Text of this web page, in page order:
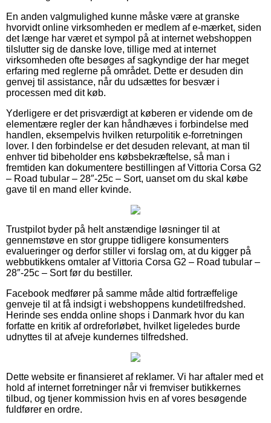
En anden valgmulighed kunne måske være at granske
hvorvidt online virksomheden er medlem af e-mærket, siden
det længe har været et sympol på at internet webshoppen
tilslutter sig de danske love, tillige med at internet
virksomheden ofte besøges af sagkyndige der har meget
erfaring med reglerne på området. Dette er desuden din
genvej til assistance, når du udsættes for besvær i
processen med dit køb.
Yderligere er det prisværdigt at køberen er vidende om de
elementære regler der kan håndhæves i forbindelse med
handlen, eksempelvis hvilken returpolitik e-forretningen
lover. I den forbindelse er det desuden relevant, at man til
enhver tid bibeholder ens købsbekræftelse, så man i
fremtiden kan dokumentere bestillingen af Vittoria Corsa G2
– Road tubular – 28″-25c – Sort, uanset om du skal købe
gave til en mand eller kvinde.
Trustpilot byder på helt anstændige løsninger til at
gennemstøve en stor gruppe tidligere konsumenters
evalueringer og derfor stiller vi forslag om, at du kigger på
webbutikkens omtaler af Vittoria Corsa G2 – Road tubular –
28″-25c – Sort før du bestiller.
Facebook medfører på samme måde altid fortræffelige
genveje til at få indsigt i webshoppens kundetilfredshed.
Herinde ses endda online shops i Danmark hvor du kan
forfatte en kritik af ordreforløbet, hvilket ligeledes burde
udnyttes til at afveje kundernes tilfredshed.
Dette website er finansieret af reklamer. Vi har aftaler med et
hold af internet forretninger når vi fremviser butikkernes
tilbud, og tjener kommission hvis en af vores besøgende
fuldfører en ordre.